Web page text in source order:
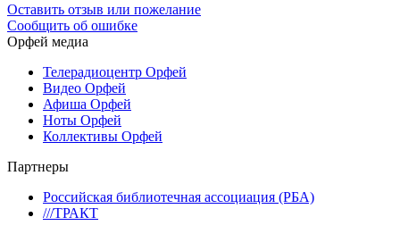
Оставить отзыв или пожелание
Сообщить об ошибке
Орфей медиа
Телерадиоцентр Орфей
Видео Орфей
Афиша Орфей
Ноты Орфей
Коллективы Орфей
Партнеры
Российская библиотечная ассоциация (РБА)
///ТРАКТ